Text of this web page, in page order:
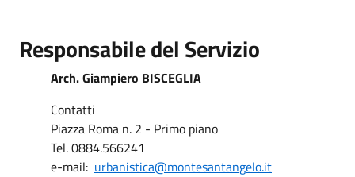
Responsabile del Servizio
Arch. Giampiero BISCEGLIA
Contatti
Piazza Roma n. 2 - Primo piano
Tel. 0884.566241
e-mail: urbanistica@montesantangelo.it